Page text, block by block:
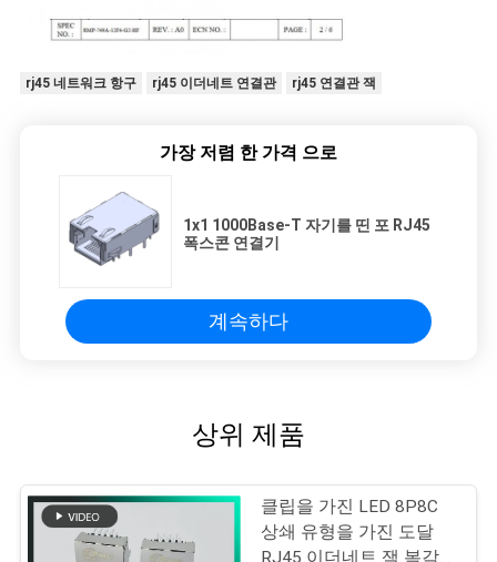
rj45 네트워크 항구 rj45 이더네트 연결관 rj45 연결관 잭
가장 저렴 한 가격 으로
1x1 1000Base-T 자기를 띤 포 RJ45
폭스콘 연결기
계속하다
상위 제품
클립을 가진 LED 8P8C
상쇄 유형을 가진 도달
RJ45 이더네트 잭 복각